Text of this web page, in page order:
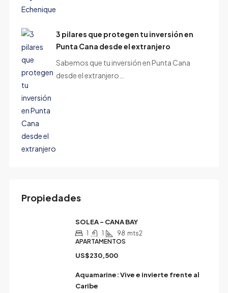
3 pilares que protegen tu inversión en
Punta Cana desde el extranjero
Sabemos que tu inversión en Punta Cana
desde el extranjero…
Propiedades
SOLEA – CANA BAY
1 1 98 mts2
APARTAMENTOS
US$230,500
Aquamarine: Vive e invierte frente al
Caribe